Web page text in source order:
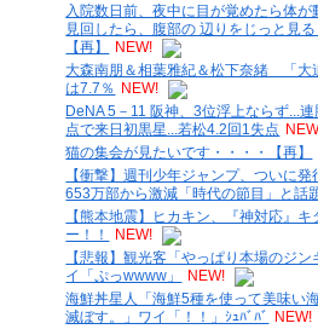
入院数日前、夜中に目が覚めたら体
見回したら、腹部の 辺りをじっと見
【再】
NEW!
大森南朋＆相葉雅紀＆松下奈緒 「大
は7.7％ NEW!
DeNA 5－11 阪神、3位浮上ならず...
点で来日初黒星...若松4.2回1失点
猫の集会が見たいです・・・・【再】
【衝撃】週刊少年ジャンプ、ついに
653万部から激減「時代の節目」と話
【熊本地震】ヒカキン、『神対応』
ー！！
NEW!
【悲報】観光客「やっぱり本場のジ
イ「ぷっwwww」
NEW!
海鮮丼星人「海鮮5種を使って美味い
滅ぼす。」ワイ「！！」ｼｭﾊﾞﾊﾞ NEW!